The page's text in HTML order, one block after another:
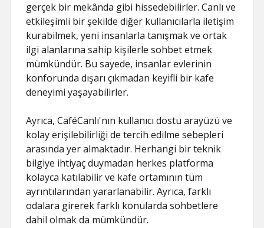
gerçek bir mekânda gibi hissedebilirler. Canlı ve
etkileşimli bir şekilde diğer kullanıcılarla iletişim
kurabilmek, yeni insanlarla tanışmak ve ortak
ilgi alanlarına sahip kişilerle sohbet etmek
mümkündür. Bu sayede, insanlar evlerinin
konforunda dışarı çıkmadan keyifli bir kafe
deneyimi yaşayabilirler.
Ayrıca, CaféCanlı'nın kullanıcı dostu arayüzü ve
kolay erişilebilirliği de tercih edilme sebepleri
arasında yer almaktadır. Herhangi bir teknik
bilgiye ihtiyaç duymadan herkes platforma
kolayca katılabilir ve kafe ortamının tüm
ayrıntılarından yararlanabilir. Ayrıca, farklı
odalara girerek farklı konularda sohbetlere
dahil olmak da mümkündür.